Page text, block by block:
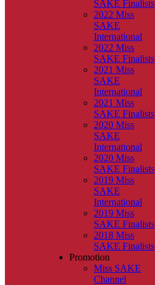
SAKE Finalists
2022 Miss
SAKE
International
2022 Miss
SAKE Finalists
2021 Miss
SAKE
International
2021 Miss
SAKE Finalists
2020 Miss
SAKE
International
2020 Miss
SAKE Finalists
2019 Miss
SAKE
International
2019 Miss
SAKE Finalists
2018 Miss
SAKE Finalists
Promotion
Miss SAKE
Channel